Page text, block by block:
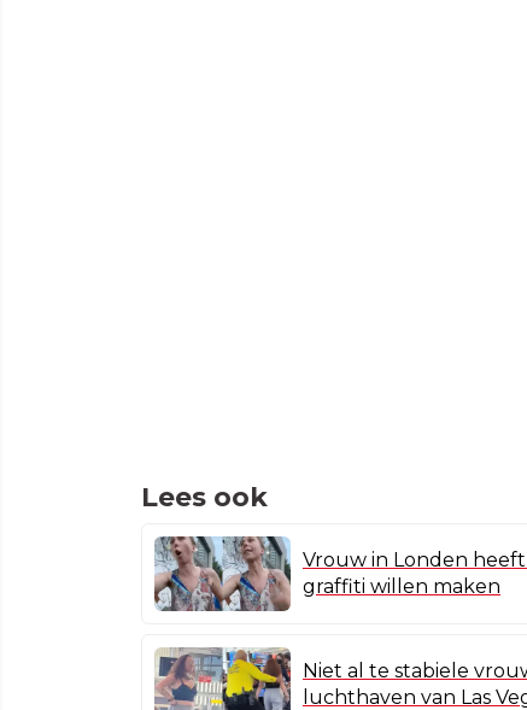
Lees ook
Vrouw in Londen
graffiti willen maken
Niet al te stabiele
luchthaven van Las